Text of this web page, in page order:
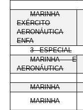
MARINHA
EXÉRCITO
AERONÁUTICA
ENFA
3 - ESPECIAL
MARINHA E
AERONÁUTICA
MARINHA
MARINHA